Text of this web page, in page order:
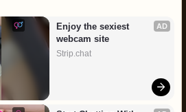
AD
Enjoy the sexiest
webcam site
Strip.chat